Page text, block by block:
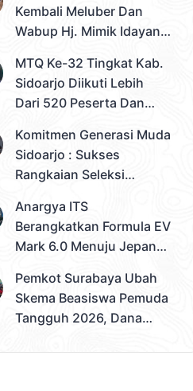
Kembali Meluber Dan
Wabup Hj. Mimik Idayana
MTQ Ke-32 Tingkat Kab.
Sidoarjo Diikuti Lebih
Dari 520 Peserta Dan
Juara Umum
Komitmen Generasi Muda
Sidoarjo : Sukses
Rangkaian Seleksi
Pemilihan Duta Muda
Sidoarjo 2026
Anargya ITS
Berangkatkan Formula EV
Mark 6.0 Menuju Jepang,
2026
Pemkot Surabaya Ubah
Skema Beasiswa Pemuda
Tangguh 2026, Dana
Sekolah